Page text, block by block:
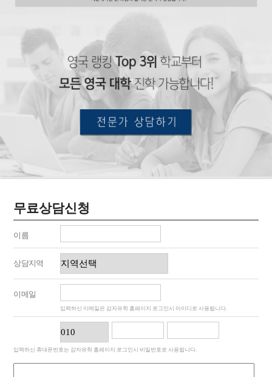
무료상담신청
이름
상담지역
이메일
입력하신 이메일은 감자유학 홈페이지 로그인시 아이디로 사용됩니다.
입력하신 휴대폰번호는 감자유학 홈페이지 로그인시 비밀번호로 사용됩니다.